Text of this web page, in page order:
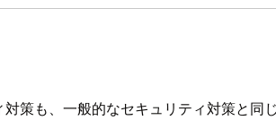
策も、一般的なセキュリティ対策と